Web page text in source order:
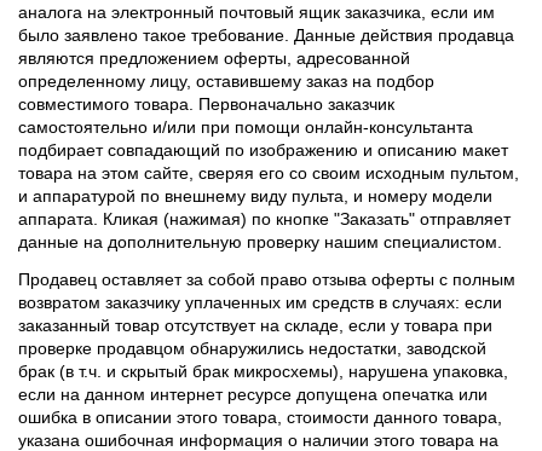
аналога на электронный почтовый ящик заказчика, если им
было заявлено такое требование. Данные действия продавца
являются предложением оферты, адресованной
определенному лицу, оставившему заказ на подбор
совместимого товара. Первоначально заказчик
самостоятельно и/или при помощи онлайн-консультанта
подбирает совпадающий по изображению и описанию макет
товара на этом сайте, сверяя его со своим исходным пультом,
и аппаратурой по внешнему виду пульта, и номеру модели
аппарата. Кликая (нажимая) по кнопке "Заказать" отправляет
данные на дополнительную проверку нашим специалистом.
Продавец оставляет за собой право отзыва оферты с полным
возвратом заказчику уплаченных им средств в случаях: если
заказанный товар отсутствует на складе, если у товара при
проверке продавцом обнаружились недостатки, заводской
брак (в т.ч. и скрытый брак микросхемы), нарушена упаковка,
если на данном интернет ресурсе допущена опечатка или
ошибка в описании этого товара, стоимости данного товара,
указана ошибочная информация о наличии этого товара на